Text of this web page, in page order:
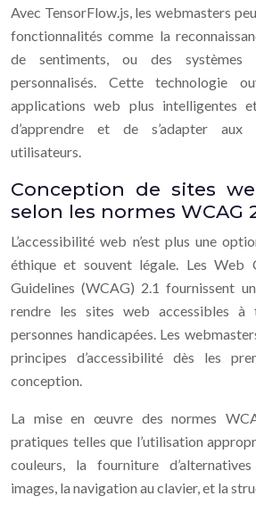
Avec TensorFlow.js, les webmasters
fonctionnalités comme la
de sentiments, ou des systèmes
personnalisés. Cette technologie
applications web plus intelligentes
d’apprendre et de s’adapter aux
utilisateurs.
Conception de sites
selon les normes WCAG
L’accessibilité web n’est plus une
éthique et souvent légale. Les Web
Guidelines (WCAG) 2.1 fournissent
rendre les sites web accessibles à
personnes handicapées. Les
principes d’accessibilité dès les
conception.
La mise en œuvre des normes
pratiques telles que l’utilisation
couleurs, la fourniture
images, la navigation au clavier, et la